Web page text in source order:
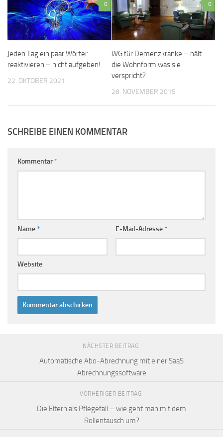
0
Jeden Tag ein paar Wörter
reaktivieren – nicht aufgeben!
22. OKTOBER 2021
0
WG für Demenzkranke – hält
die Wohnform was sie
verspricht?
28. NOVEMBER 2015
SCHREIBE EINEN KOMMENTAR
Kommentar*
Name* E-Mail-Adresse*
Website
NÄCHSTER BEITRAG
Automatische Abo-Abrechnung mit einer SaaS
Abrechnungssoftware
VORHERIGER BEITRAG
Die Eltern als Pflegefall – wie geht man mit dem
Rollentausch um?